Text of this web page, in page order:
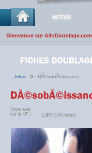
ACTUS
Bienvenue sur AlloDoublage.com
Films > DÃ©sobÃ©issance
Votre avis
sur la VF :
1.8/5 (146 notes)